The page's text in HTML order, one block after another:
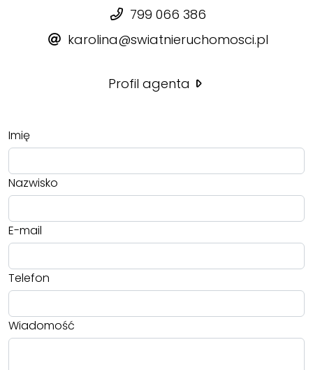
799 066 386
karolina@swiatnieruchomosci.pl
Profil agenta
Imię
Nazwisko
E-mail
Telefon
Wiadomość